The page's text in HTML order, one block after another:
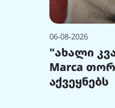
06-08-2026
"ახალი
Marca
აქვეყნებს